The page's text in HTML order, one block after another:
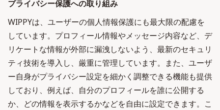
プライバシー保護への取り組み
WIPPYは、ユーザーの個人情報保護にも最大限の配慮を
しています。プロフィール情報やメッセージ内容など、デ
リケートな情報が外部に漏洩しないよう、最新のセキュリ
ティ技術を導入し、厳重に管理しています。また、ユーザ
ー自身がプライバシー設定を細かく調整できる機能も提供
しており、例えば、自分のプロフィールを誰に公開する
か、どの情報を表示するかなどを自由に設定できます。こ